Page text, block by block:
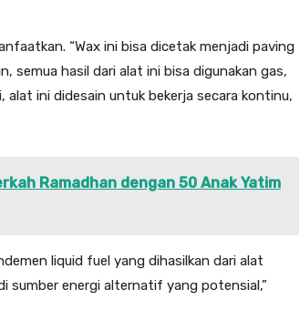
“Wax ini bisa dicetak menjadi paving
semua hasil dari alat ini bisa digunakan gas,
alat ini didesain untuk bekerja secara kontinu,
Ramadhan dengan 50 Anak Yatim
liquid fuel yang dihasilkan dari alat
sumber energi alternatif yang potensial,”